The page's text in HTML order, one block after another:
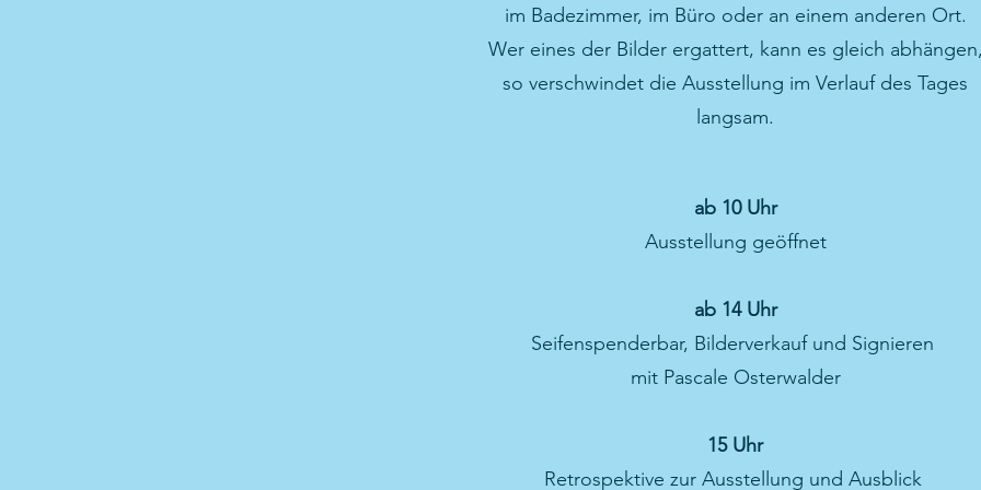
im Badezimmer, im Büro oder an einem anderen Ort.
Wer eines der Bilder ergattert, kann es gleich
so verschwindet die Ausstellung im Verlauf des Tages
langsam.
ab 10 Uhr
Ausstellung geöffnet
ab 14 Uhr
Seifenspenderbar, Bilderverkauf und Signieren
mit Pascale Osterwalder
15 Uhr
Retrospektive zur Ausstellung und Ausblick